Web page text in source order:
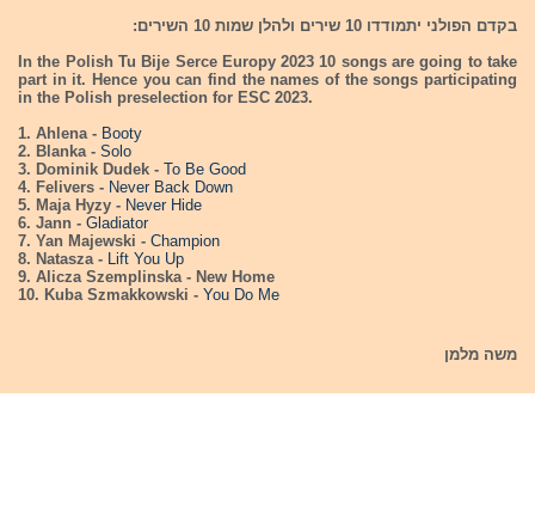
בקדם הפולני יתמודדו 10 שירים ולהלן שמות 10 השירים:
In the Polish Tu Bije Serce Europy 2023 10 songs are going to take
part in it. Hence you can find the names of the songs participating
in the Polish preselection for ESC 2023.
1. Ahlena - Booty
2. Blanka - Solo
3. Dominik Dudek - To Be Good
4. Felivers - Never Back Down
5. Maja Hyzy - Never Hide
6. Jann - Gladiator
7. Yan Majewski - Champion
8. Natasza - Lift You Up
9. Alicza Szemplinska - New Home
10. Kuba Szmakkowski - You Do Me
משה מלמן